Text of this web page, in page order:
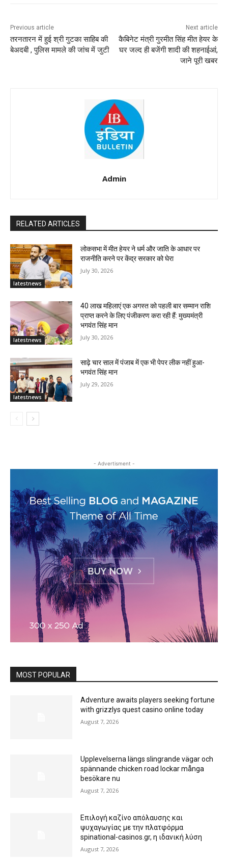
Previous article
तरनतारन में हुई श्री गुटका साहिब की
बेअदबी , पुलिस मामले की जांच में जुटी
Next article
कैबिनेट मंत्री गुरमीत सिंह मीत हेयर के
घर जल्द ही बजेंगी शादी की शहनाईआं,
जाने पूरी खबर
Admin
RELATED ARTICLES
latestnews
लोकसभा में मीत हेयर ने धर्म और जाति के आधार पर
राजनीति करने पर केंद्र सरकार को घेरा
July 30, 2026
latestnews
40 लाख महिलाएं एक अगस्त को पहली बार सम्मान राशि
प्राप्त करने के लिए पंजीकरण करा रही हैं: मुख्यमंत्री
भगवंत सिंह मान
July 30, 2026
latestnews
साढ़े चार साल में पंजाब में एक भी पेपर लीक नहीं हुआ-
भगवंत सिंह मान
July 29, 2026
- Advertisment -
MOST POPULAR
Adventure awaits players seeking fortune
with grizzlys quest casino online today
August 7, 2026
Upplevelserna längs slingrande vägar och
spännande chicken road lockar många
besökare nu
August 7, 2026
Επιλογή καζίνο απόλαυσης και
ψυχαγωγίας με την πλατφόρμα
spinational-casinos.gr, η ιδανική λύση
August 7, 2026